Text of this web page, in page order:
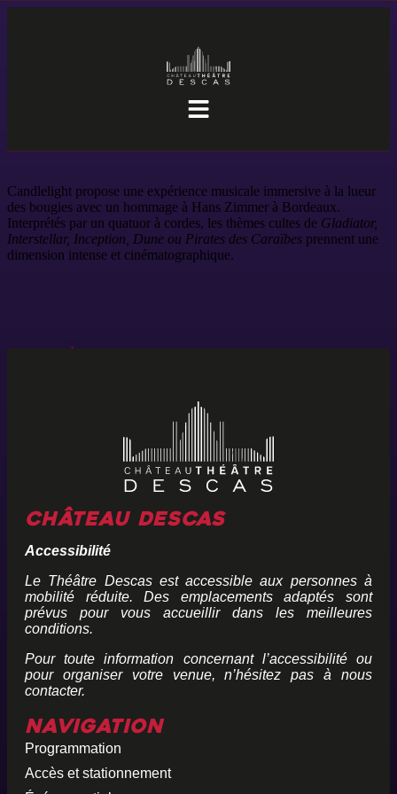
Candlelight propose une expérience musicale immersive à la lueur
des bougies avec un hommage à Hans Zimmer à Bordeaux.
Interprétés par un quatuor à cordes, les thèmes cultes de Gladiator,
Interstellar, Inception, Dune ou Pirates des Caraïbes prennent une
dimension intense et cinématographique.
Château Descas
Accessibilité
Le Théâtre Descas est accessible aux personnes à
mobilité réduite. Des emplacements adaptés sont
prévus pour vous accueillir dans les meilleures
conditions.
Pour toute information concernant l’accessibilité ou
pour organiser votre venue, n’hésitez pas à nous
contacter.
Navigation
Programmation
Accès et stationnement